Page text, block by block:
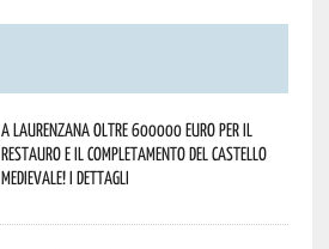
A Laurenzana oltre 600000 euro per il
restauro e il completamento del Castello
Medievale! I dettagli